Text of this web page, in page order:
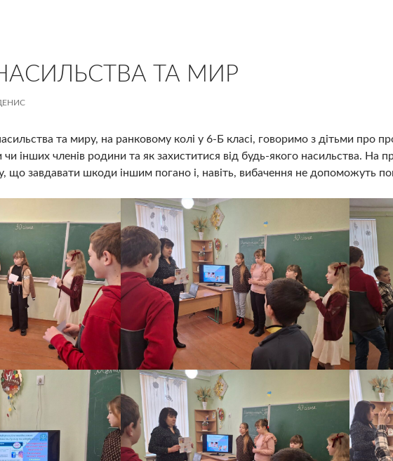
ТА МИР
та миру, на ранковому колі у 6-Б класі, говоримо з дітьми про
чи інших членів родини та як захиститися від будь-якого насильства. На
що завдавати шкоди іншим погано і, навіть, вибачення не допоможуть